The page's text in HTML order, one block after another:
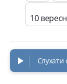
10
Слухати